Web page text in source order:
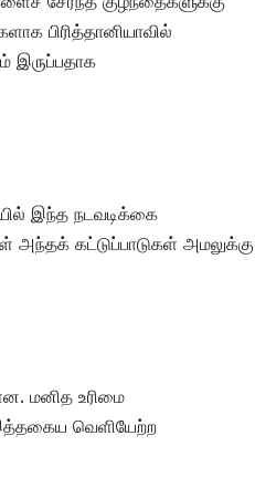
பிரித்தானியாவில்
இருப்பதாக
இந்த நடவடிக்கை
அந்தக் கட்டுப்பாடுகள் அமலுக்கு
மனித உரிமை
இத்தகைய வெளியேற்ற